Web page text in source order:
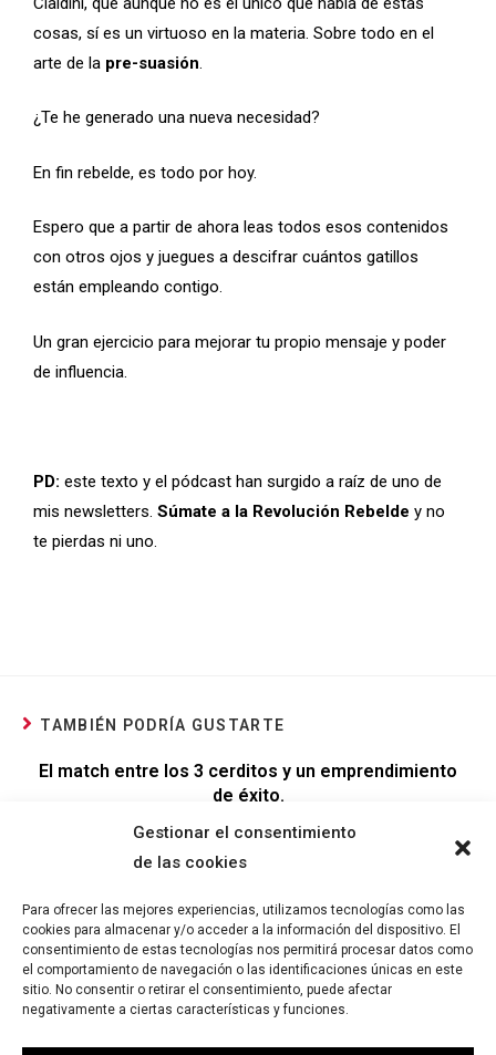
Gestionar el consentimiento
de las cookies
Para ofrecer las mejores experiencias, utilizamos tecnologías como las
cookies para almacenar y/o acceder a la información del dispositivo. El
consentimiento de estas tecnologías nos permitirá procesar datos como
el comportamiento de navegación o las identificaciones únicas en este
sitio. No consentir o retirar el consentimiento, puede afectar
negativamente a ciertas características y funciones.
cosas, sí es un virtuoso en la materia. Sobre todo en el
arte de la pre-suasión
¿Te he generado una nueva necesidad?
En fin rebelde, es todo por hoy.
Espero que a partir de ahora leas todos esos contenidos
con otros ojos y juegues a descifrar cuántos gatillos
están empleando contigo.
Un gran ejercicio para mejorar tu propio mensaje y poder
de influencia.
PD: este texto y el pódcast han surgido a raíz de uno de
mis newsletters. Súmate a la Revolución Rebelde y no
te pierdas ni uno.
TAMBIÉN PODRÍA GUSTARTE
El match entre los 3 cerditos y un emprendimiento
de éxito.
5 marzo 2023
Marca Personal y por qué es vital si quieres
alcanzar tu libertad profesional
12 noviembre 2022